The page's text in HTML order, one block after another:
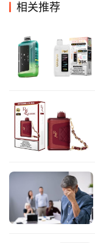
相关推荐